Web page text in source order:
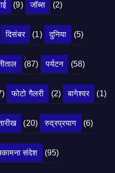
(9) जॉब्स (2)
दिसंबर (1) दुनिया (5)
(87) पर्यटन (58)
फोटो गैलरी (2) बागेश्वर (1)
(20) रुद्रप्रयाग (6)
संदेश (95)